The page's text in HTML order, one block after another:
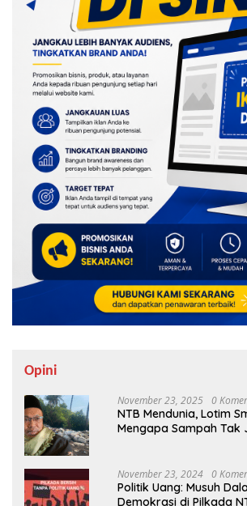
Opini
November 23, 2025 0
NTB Mendunia, Lotim
Mengapa Sampah Tak
November 23, 2024 0
Politik Uang: Musuh
Demokrasi di Pilkada